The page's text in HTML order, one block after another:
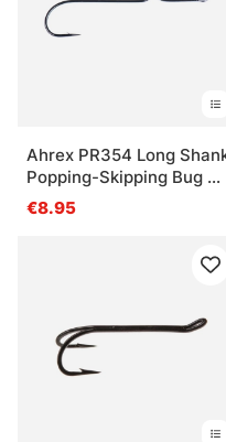
Ahrex PR354 Long
Popping-Skipping Bug 8-
pack
€8.95